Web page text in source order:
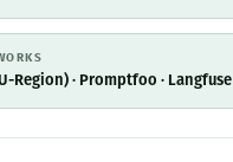
Region) · Promptfoo · Langfuse